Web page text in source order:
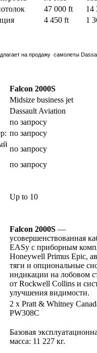
47 000 ft
14
4 450 ft 1
на продажу самолеты
Falcon 2000S
Midsize business jet
Dassault Aviation
по запросу
по запросу
по запросу
по запросу
Up to 10
Falcon 2000S —
усовершенствованная
EASy с приборным
Honeywell Primus Epic,
тяги и опциональные
индикации на лобовом
от Rockwell Collins и
улучшения видимости.
2 x Pratt & Whitney
PW308C
Базовая
масса: 11 227 кг.